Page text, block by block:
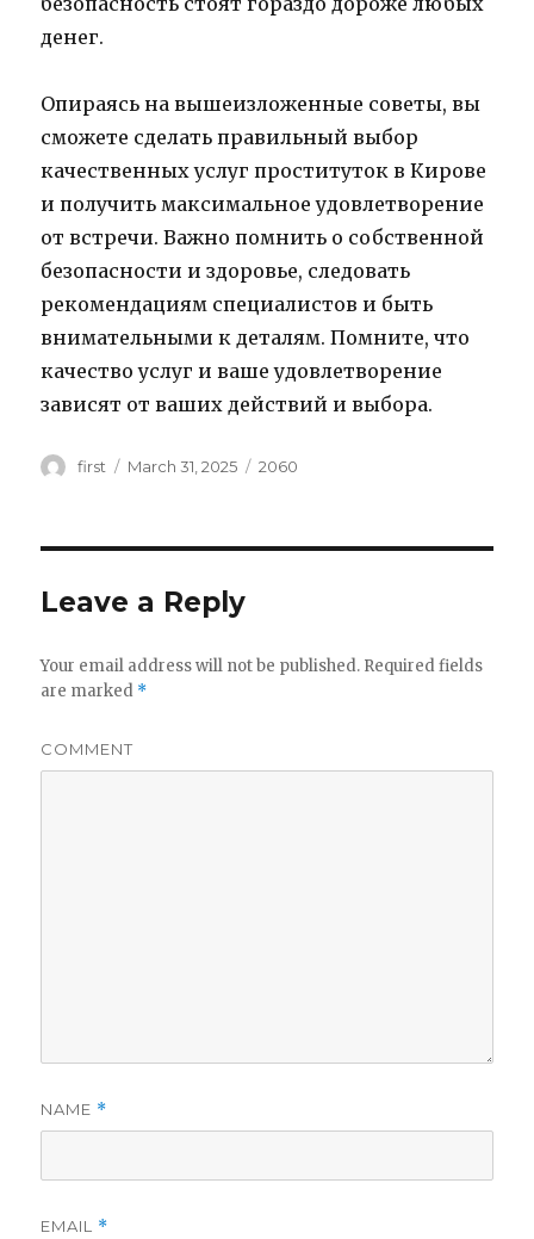
денег.
Опираясь на вышеизложенные советы, вы
сможете сделать правильный выбор
качественных услуг проституток в Кирове
и получить максимальное удовлетворение
от встречи. Важно помнить о собственной
безопасности и здоровье, следовать
рекомендациям специалистов и быть
внимательными к деталям. Помните, что
качество услуг и ваше удовлетворение
зависят от ваших действий и выбора.
Author
first
Posted
March 31, 2025 Categories
2060
Leave a Reply
Your email address will not be published. Required fields
are marked *
COMMENT
NAME *
EMAIL *